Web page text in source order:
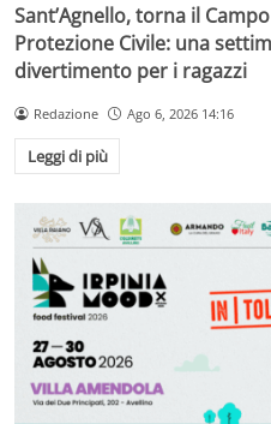
Sant’Agnello, torna il
Protezione Civile: una
divertimento per i ragazzi
Redazione Ago 6, 2026 14:16
Leggi di più